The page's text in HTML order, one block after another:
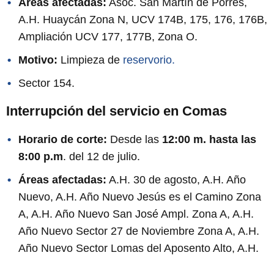
A.H. Huaycán Zona N, UCV 174B, 175, 176, 176B,
Ampliación UCV 177, 177B, Zona O.
Motivo: Limpieza de reservorio.
Sector 154.
Interrupción del servicio en Comas
Horario de corte: Desde las 12:00 m. hasta las
8:00 p.m. del 12 de julio.
Áreas afectadas: A.H. 30 de agosto, A.H. Año
Nuevo, A.H. Año Nuevo Jesús es el Camino Zona
A, A.H. Año Nuevo San José Ampl. Zona A, A.H.
Año Nuevo Sector 27 de Noviembre Zona A, A.H.
Año Nuevo Sector Lomas del Aposento Alto, A.H.